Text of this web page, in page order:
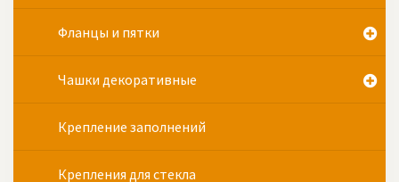
Фланцы и пятки
Чашки декоративные
Крепление заполнений
Крепления для стекла